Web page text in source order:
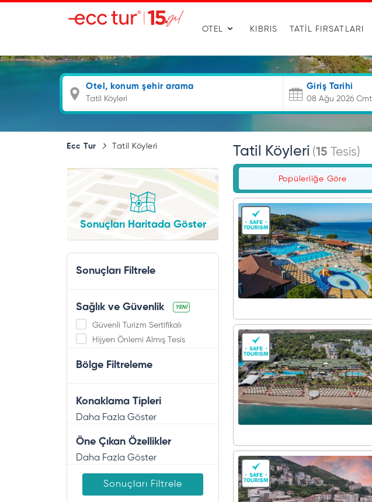
OTEL KIBRIS TATİL FIRSATLARI
Otel, konum şehir arama Giriş Tarihi
Tatil Köyleri (15 Tesis)
Popülerliğe Göre
Ecc Tur Tatil Köyleri
Sonuçları Haritada Göster
Sonuçları Filtrele
Sağlık ve Güvenlik YENİ
Güvenli Turizm Sertifikalı
Hijyen Önlemi Almış Tesis
Bölge Filtreleme
Konaklama Tipleri
Daha Fazla Göster
Öne Çıkan Özellikler
Daha Fazla Göster
Sonuçları Filtrele